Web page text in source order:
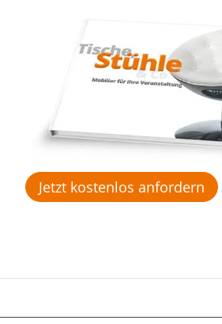
Jetzt kostenlos anfordern